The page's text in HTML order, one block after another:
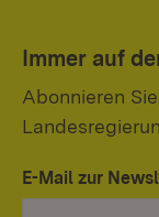
Immer auf
Abonnieren
E-Mail zur